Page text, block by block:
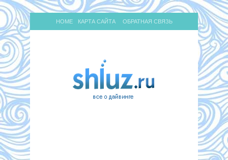
HOME КАРТА САЙТА ОБРАТНАЯ СВЯЗЬ